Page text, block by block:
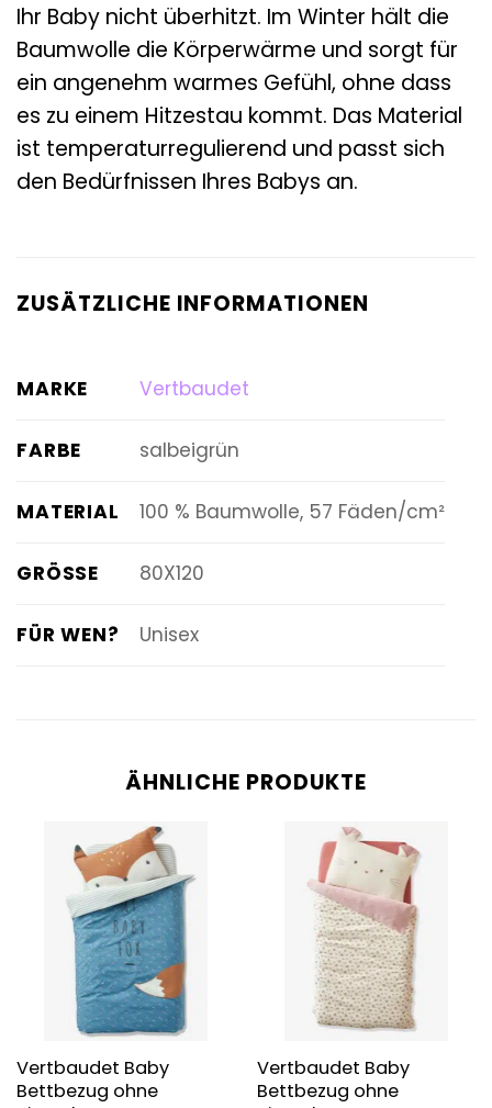
Ihr Baby nicht überhitzt. Im Winter hält die
Baumwolle die Körperwärme und sorgt für
ein angenehm warmes Gefühl, ohne dass
es zu einem Hitzestau kommt. Das Material
ist temperaturregulierend und passt sich
den Bedürfnissen Ihres Babys an.
ZUSÄTZLICHE INFORMATIONEN
MARKE Vertbaudet
FARBE salbeigrün
MATERIAL 100 % Baumwolle, 57 Fäden/cm²
GRÖSSE 80X120
FÜR WEN? Unisex
ÄHNLICHE PRODUKTE
Vertbaudet Baby
Bettbezug ohne
Vertbaudet Baby
Bettbezug ohne